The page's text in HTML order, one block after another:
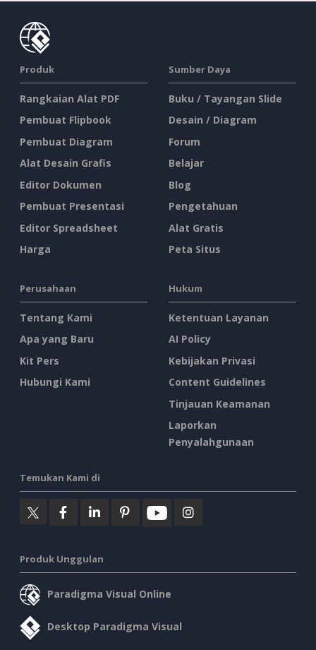
Produk
Rangkaian Alat PDF
Pembuat Flipbook
Pembuat Diagram
Alat Desain Grafis
Editor Dokumen
Pembuat Presentasi
Editor Spreadsheet
Harga
Sumber Daya
Buku / Tayangan Slide
Desain / Diagram
Forum
Belajar
Blog
Pengetahuan
Alat Gratis
Peta Situs
Perusahaan
Tentang Kami
Apa yang Baru
Kit Pers
Hubungi Kami
Hukum
Ketentuan Layanan
AI Policy
Kebijakan Privasi
Content Guidelines
Tinjauan Keamanan
Laporkan
Penyalahgunaan
Temukan Kami di
Produk Unggulan
Paradigma Visual Online
Desktop Paradigma Visual